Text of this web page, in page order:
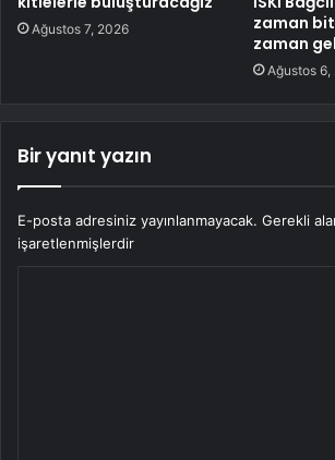
Ağustos 7, 2026
zaman
zaman
Ağustos 6,
Bir yanıt yazın
E-posta adresiniz yayınlanmayacak. Gerekli
işaretlenmişlerdir